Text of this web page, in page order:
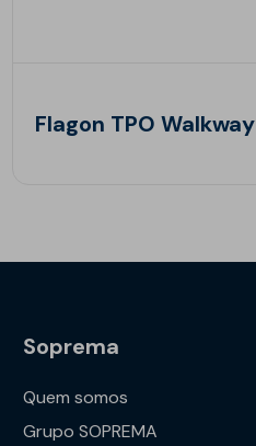
Flagon TPO Walkway
Soprema
Quem somos
Grupo SOPREMA